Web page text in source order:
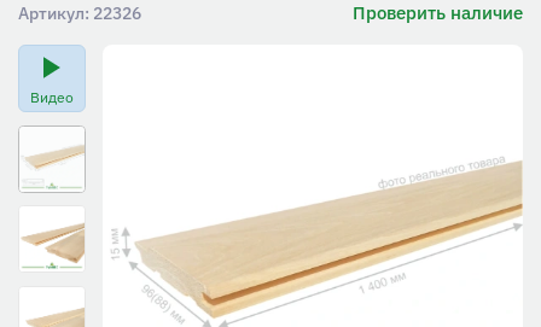
Артикул: 22326 Проверить наличие
Видео